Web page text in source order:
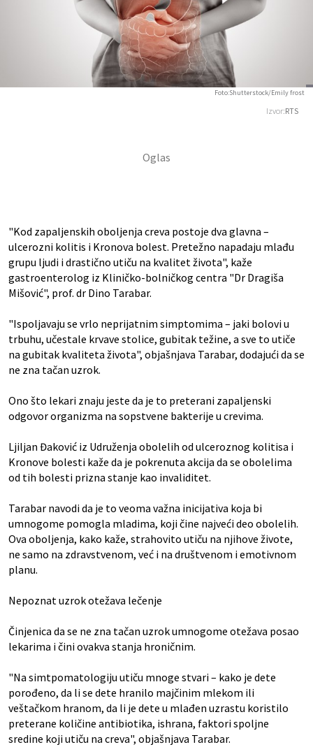
Izvor:RTS
Foto:Shutterstock/Emily frost
"Kod zapaljenskih oboljenja creva postoje dva glavna –
ulcerozni kolitis i Kronova bolest. Pretežno napadaju mlađu
grupu ljudi i drastično utiču na kvalitet života", kaže
gastroenterolog iz Kliničko-bolničkog centra "Dr Dragiša
Mišović", prof. dr Dino Tarabar.
"Ispoljavaju se vrlo neprijatnim simptomima – jaki bolovi u
trbuhu, učestale krvave stolice, gubitak težine, a sve to utiče
na gubitak kvaliteta života", objašnjava Tarabar, dodajući da se
ne zna tačan uzrok.
Ono što lekari znaju jeste da je to preterani zapaljenski
odgovor organizma na sopstvene bakterije u crevima.
Ljiljan Đaković iz Udruženja obolelih od ulceroznog kolitisa i
Kronove bolesti kaže da je pokrenuta akcija da se obolelima
od tih bolesti prizna stanje kao invaliditet.
Tarabar navodi da je to veoma važna inicijativa koja bi
umnogome pomogla mladima, koji čine najveći deo obolelih.
Ova oboljenja, kako kaže, strahovito utiču na njihove živote,
ne samo na zdravstvenom, već i na društvenom i emotivnom
planu.
Nepoznat uzrok otežava lečenje
Činjenica da se ne zna tačan uzrok umnogome otežava posao
lekarima i čini ovakva stanja hroničnim.
"Na simtpomatologiju utiču mnoge stvari – kako je dete
porođeno, da li se dete hranilo majčinim mlekom ili
veštačkom hranom, da li je dete u mlađen uzrastu koristilo
preterane količine antibiotika, ishrana, faktori spoljne
sredine koji utiču na creva", objašnjava Tarabar.